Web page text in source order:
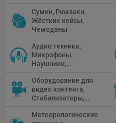
Сумки, Рюкзаки,
Жёсткие кейсы,
Чемоданы
Аудио техника,
Микрофоны,
Наушники,
микшеры, Кабели и
адаптеры
Оборудование для
видео контента,
Стабилизаторы,
Мониторы,
Метеорологические